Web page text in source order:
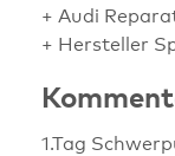
+ Audi
+ Hersteller
1.Tag